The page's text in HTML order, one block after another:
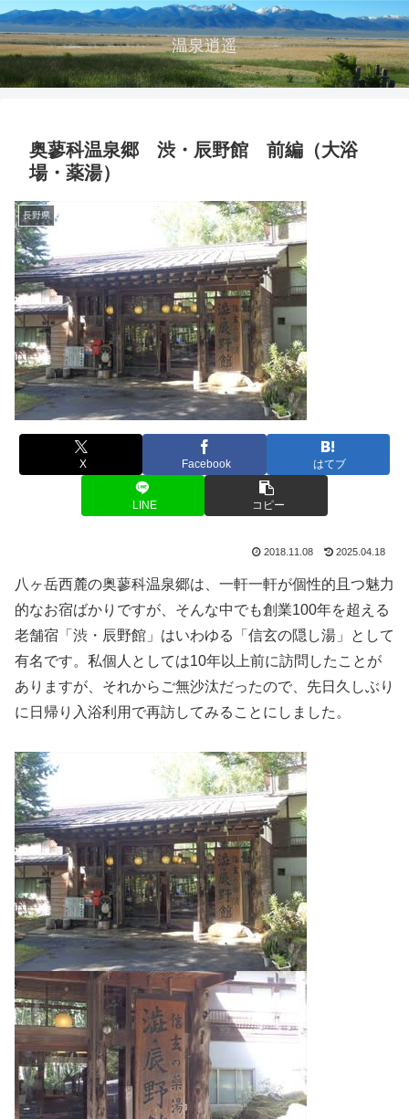
温泉逍遥
奥蓼科温泉郷 渋・辰野館 前編（大浴
場・薬湯）
長野県
X Facebook はてブ
LINE コピー
2018.11.08 2025.04.18
八ヶ岳西麓の奥蓼科温泉郷は、一軒一軒が個性的且つ魅力
的なお宿ばかりですが、そんな中でも創業100年を超える
老舗宿「渋・辰野館」はいわゆる「信玄の隠し湯」として
有名です。私個人としては10年以上前に訪問したことが
ありますが、それからご無沙汰だったので、先日久しぶり
に日帰り入浴利用で再訪してみることにしました。